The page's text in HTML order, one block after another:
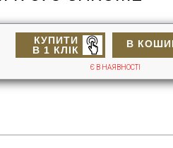
В
КУПИТИ
В 1 КЛІК
Є В НАЯВНОСТІ